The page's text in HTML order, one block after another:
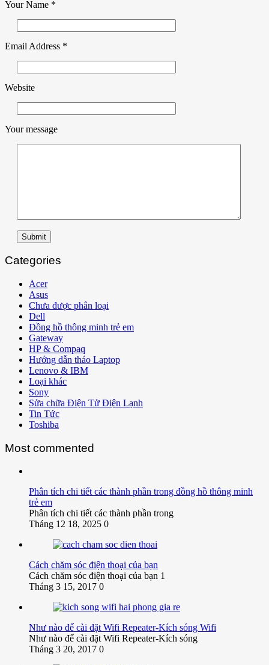
Your Name *
Email Address *
Website
Your message
Submit
Categories
Acer
Asus
Chưa được phân loại
Dell
Đồng hồ thông minh trẻ em
Gateway
HP & Compaq
Hướng dẫn tháo Laptop
Lenovo & IBM
Loại khác
Sony
Sửa chữa Điện Tử Điện Lạnh
Tin Tức
Toshiba
Most commented
Phân tích chi tiết các thành phần trong đồng hồ thông minh
trẻ em
Phân tích chi tiết các thành phần trong
Tháng 12 18, 2025 0
Cách chăm sóc điện thoại của bạn
Cách chăm sóc điện thoại của bạn 1
Tháng 3 15, 2017 0
Như nào để cài đặt Wifi Repeater-Kích sóng Wifi
Như nào để cài đặt Wifi Repeater-Kích sóng
Tháng 3 20, 2017 0